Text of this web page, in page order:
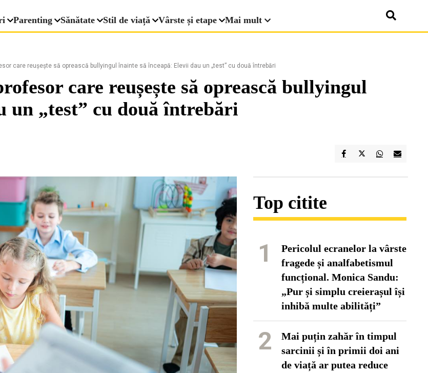
Parenting Sănătate Stil de viață Vârste și etape Mai mult
care reușește să oprească bullyingul înainte să înceapă: Elevii dau un „test” cu două întrebări
care reușește să oprească bullyingul
un „test” cu două întrebări
Top citite
1
Pericolul ecranelor la vârste
fragede și analfabetismul
funcțional. Monica Sandu:
„Pur și simplu creierașul își
inhibă multe abilități”
2
Mai puțin zahăr în timpul
sarcinii și în primii doi ani
de viață ar putea reduce